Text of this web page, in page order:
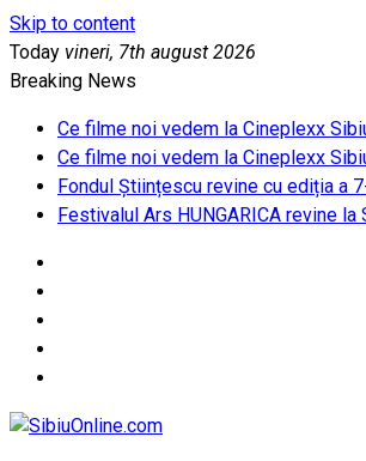
Skip to content
Today vineri, 7th august 2026
Breaking News
Ce filme noi vedem la Cineplexx
Ce filme noi vedem la Cineplexx
Fondul Științescu revine cu ediția a
Festivalul Ars HUNGARICA revine